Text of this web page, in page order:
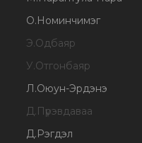
О.Номинчимэг
Э.Одбаяр
У.Отгонбаяр
Л.Оюун-Эрдэнэ
Д.Пүрэвдаваа
Д.Рэгдэл